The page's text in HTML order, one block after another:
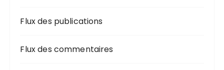
Flux des publications
Flux des commentaires